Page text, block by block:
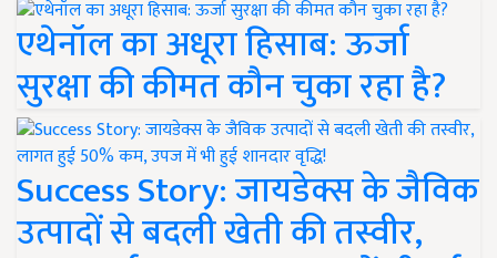
एथेनॉल का अधूरा हिसाब: ऊर्जा
सुरक्षा की कीमत कौन चुका रहा है?
Success Story: जायडेक्स के जैविक
उत्पादों से बदली खेती की तस्वीर,